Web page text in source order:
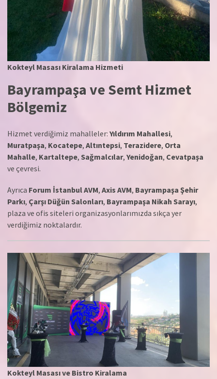
Kokteyl Masası Kiralama Hizmeti
Bayrampaşa ve Semt Hizmet
Bölgemiz
Hizmet verdiğimiz mahalleler: Yıldırım Mahallesi,
Muratpaşa, Kocatepe, Altıntepsi, Terazidere, Orta
Mahalle, Kartaltepe, Sağmalcılar, Yenidoğan, Cevatpaşa
ve çevresi.
Ayrıca Forum İstanbul AVM, Axis AVM, Bayrampaşa Şehir
Parkı, Çarşı Düğün Salonları, Bayrampaşa Nikah Sarayı,
plaza ve ofis siteleri organizasyonlarımızda sıkça yer
verdiğimiz noktalardır.
Kokteyl Masası ve Bistro Kiralama